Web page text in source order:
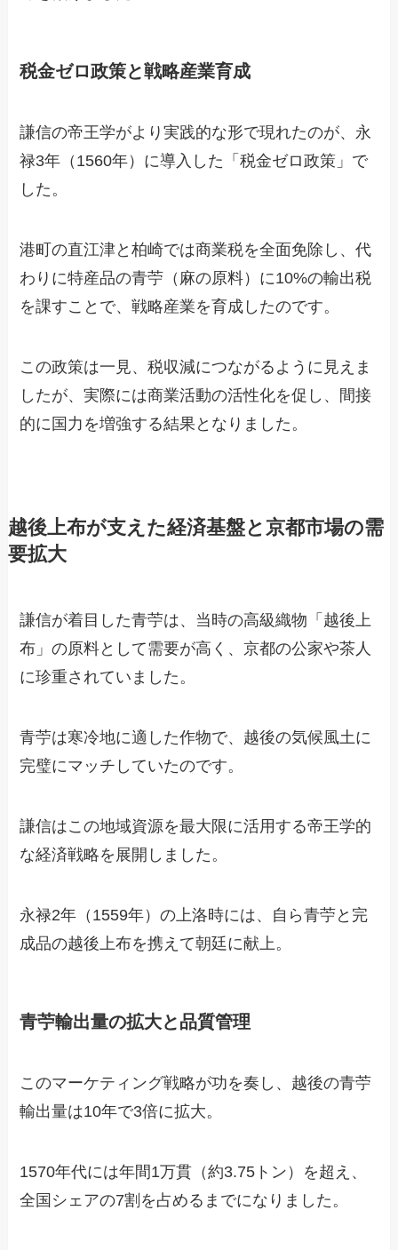
税金ゼロ政策と戦略産業育成
謙信の帝王学がより実践的な形で現れたのが、永
禄3年（1560年）に導入した「税金ゼロ政策」で
した。
港町の直江津と柏崎では商業税を全面免除し、代
わりに特産品の青苧（麻の原料）に10%の輸出税
を課すことで、戦略産業を育成したのです。
この政策は一見、税収減につながるように見えま
したが、実際には商業活動の活性化を促し、間接
的に国力を増強する結果となりました。
越後上布が支えた経済基盤と京都市場の需
要拡大
謙信が着目した青苧は、当時の高級織物「越後上
布」の原料として需要が高く、京都の公家や茶人
に珍重されていました。
青苧は寒冷地に適した作物で、越後の気候風土に
完璧にマッチしていたのです。
謙信はこの地域資源を最大限に活用する帝王学的
な経済戦略を展開しました。
永禄2年（1559年）の上洛時には、自ら青苧と完
成品の越後上布を携えて朝廷に献上。
青苧輸出量の拡大と品質管理
このマーケティング戦略が功を奏し、越後の青苧
輸出量は10年で3倍に拡大。
1570年代には年間1万貫（約3.75トン）を超え、
全国シェアの7割を占めるまでになりました。